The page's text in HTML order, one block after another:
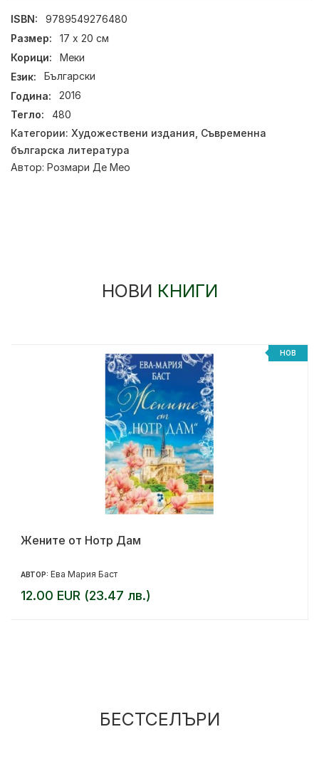
ISBN:
9789549276480
Размер:
17 х 20 см
Корици:
Меки
Език:
Български
Година:
2016
Тегло:
480
Категории: Художествени издания Съвременна
българска литература
Автор: Розмари Де Мео
НОВИ КНИГИ
НОВ
Жените от Нотр Дам
АВТОР: Ева Мария Баст
12.00 EUR (23.47 лв.)
БЕСТСЕЛЪРИ